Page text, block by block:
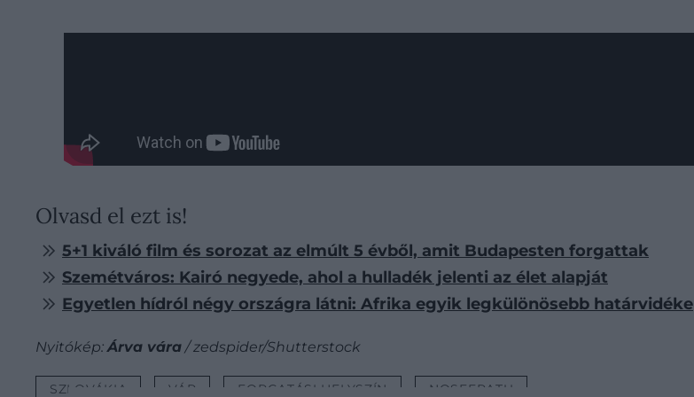
Olvasd el ezt is!
5+1 kiváló film és sorozat az elmúlt 5 évből, amit Budapesten forgattak
Szemétváros: Kairó negyede, ahol a hulladék jelenti az élet alapját
Egyetlen hídról négy országra látni: Afrika egyik legkülönösebb határvidéke
Nyitókép: Árva vára / zedspider/Shutterstock
SZLOVÁKIA VÁR FORGATÁSI HELYSZÍN NOSFERATU